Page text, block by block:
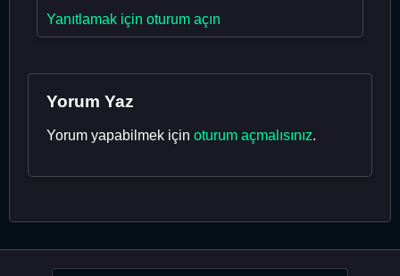
Yanıtlamak için oturum açın
Yorum Yaz
Yorum yapabilmek için oturum açmalısınız.